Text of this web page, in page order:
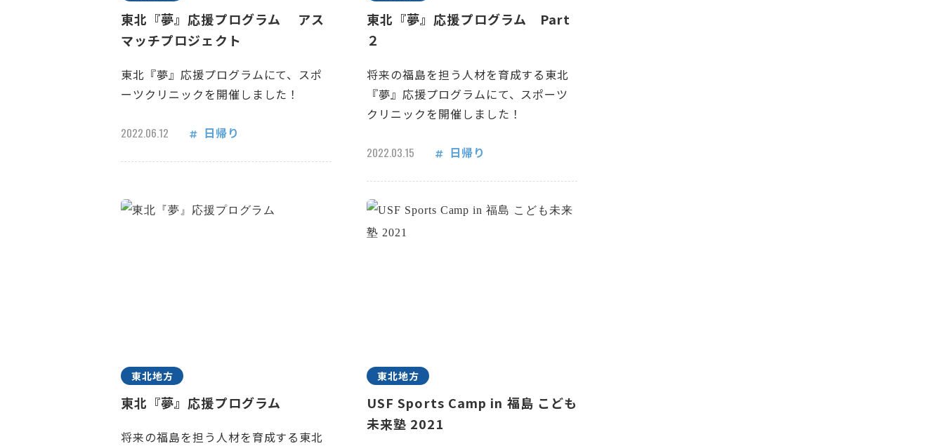
東北『夢』応援プログラム アス
マッチプロジェクト
東北『夢』応援プログラムにて、スポ
ーツクリニックを開催しました！
2022.06.12 日帰り
東北『夢』応援プログラム Part
２
将来の福島を担う人材を育成する東北
『夢』応援プログラムにて、スポーツ
クリニックを開催しました！
2022.03.15 日帰り
東北地方
東北『夢』応援プログラム
将来の福島を担う人材を育成する東北
東北地方
USF Sports Camp in 福島 こども
未来塾 2021